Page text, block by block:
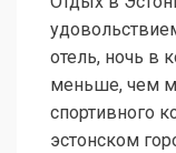
отель, ночь в
меньше, чем
спортивного
эстонском